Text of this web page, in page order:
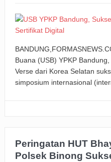
Buana (USB) YPKP
Verse dari Korea Selatan
simposium internasional
Peringatan HUT
Polsek Binong